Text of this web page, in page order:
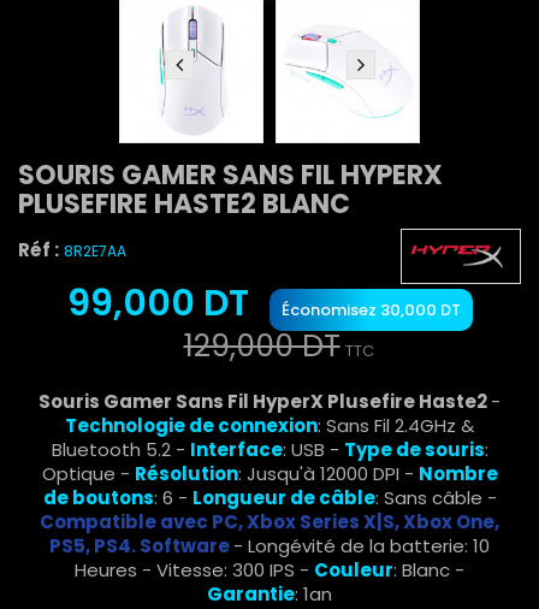
SOURIS GAMER SANS FIL HYPERX
PLUSEFIRE HASTE2 BLANC
Réf : 8R2E7AA
99,000 DT Économisez 30,000 DT
129,000 DT TTC
Souris Gamer Sans Fil HyperX Plusefire Haste2-
Technologie de connexion: Sans Fil 2.4GHz &
Bluetooth 5.2 - Interface: USB - Type de souris:
Optique - Résolution: Jusqu'à 12000 DPI - Nombre
de boutons: 6 - Longueur de câble: Sans câble -
Compatible avec PC, Xbox Series X|S, Xbox One,
PS5, PS4. Software- Longévité de la batterie: 10
Heures - Vitesse: 300 IPS - Couleur: Blanc -
Garantie: 1an